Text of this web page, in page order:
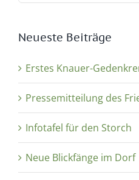
Neueste Beiträge
Erstes Knauer-
Pressemitteilung des
Infotafel für den Storch
Neue Blickfänge im Dorf